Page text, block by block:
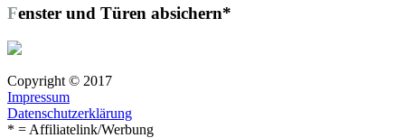
Fenster und Türen absichern*
Copyright © 2017
Impressum
Datenschutzerklärung
* = Affiliatelink/Werbung